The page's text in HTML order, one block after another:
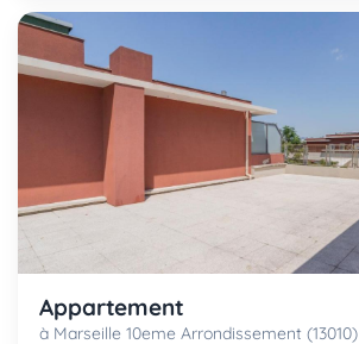
Appartement
à Marseille 10eme Arrondissement (13010)